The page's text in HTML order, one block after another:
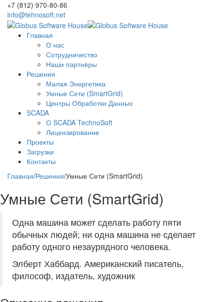
+7 (812) 970-80-86
info@tehnosoft.net
Главная
О нас
Сотрудничество
Наши партнёры
Решения
Малая Энергетика
Умные Сети (SmartGrid)
Центры Обработки Данных
SCADA
О SCADA TechnoSoft
Лицензирование
Проекты
Загрузки
Контакты
Главная/Решения/Умные Сети (SmartGrid)
Умные Сети (SmartGrid)
Одна машина может сделать работу пяти
обычных людей; ни одна машина не сделает
работу одного незаурядного человека.
Элберт Хаббард. Американский писатель,
философ, издатель, художник